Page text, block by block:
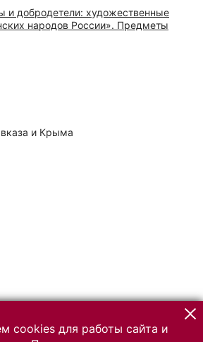
и добродетели: художественные
народов России». Предметы
и Крыма
cookies для работы сайта и